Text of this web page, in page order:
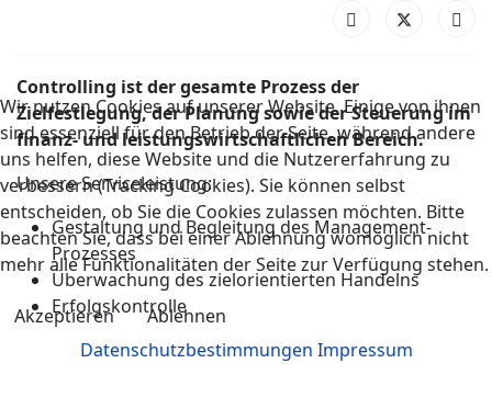
Controlling ist der gesamte Prozess der
Zielfestlegung, der Planung sowie der Steuerung im
finanz- und leistungswirtschaftlichen Bereich.
Unsere Serviceleistung:
Gestaltung und Begleitung des Management-
Prozesses
Überwachung des zielorientierten Handelns
Erfolgskontrolle
Wir nutzen Cookies auf unserer Website. Einige von ihnen
sind essenziell für den Betrieb der Seite, während andere
uns helfen, diese Website und die Nutzererfahrung zu
verbessern (Tracking Cookies). Sie können selbst
entscheiden, ob Sie die Cookies zulassen möchten. Bitte
beachten Sie, dass bei einer Ablehnung womöglich nicht
mehr alle Funktionalitäten der Seite zur Verfügung stehen.
Akzeptieren
Ablehnen
Datenschutzbestimmungen Impressum